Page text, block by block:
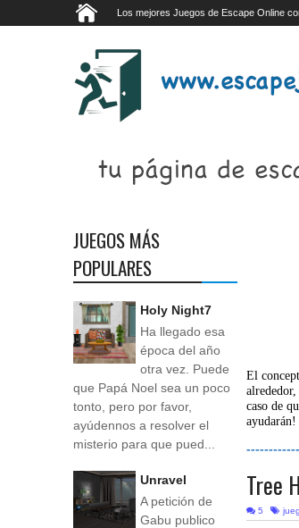
Los mejores Juegos de Escape Online
El
caso de
ayudarán!
Tree
5
JUEGOS MÁS
POPULARES
Holy Night7
Ha llegado esa
época del año
otra vez. Puede
que Papá Noel sea un poco
tonto, pero por favor,
ayúdennos a resolver el
misterio para que pued...
Unravel
A petición de
Gabu publico